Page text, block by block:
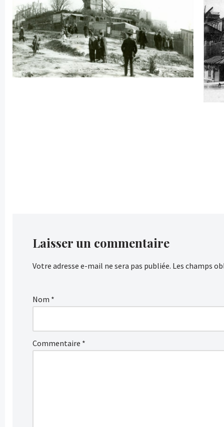
Laisser un commentaire
Votre adresse e-mail ne sera pas publiée. Les champs
Nom *
Commentaire *